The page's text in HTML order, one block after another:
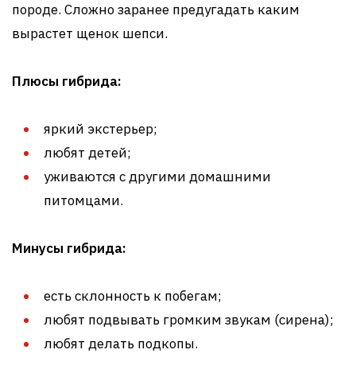
породе. Сложно заранее предугадать каким
вырастет щенок шепси.
Плюсы гибрида:
яркий экстерьер;
любят детей;
уживаются с другими домашними
питомцами.
Минусы гибрида:
есть склонность к побегам;
любят подвывать громким звукам (сирена);
любят делать подкопы.